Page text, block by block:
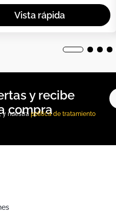
y nuestra política de tratamiento